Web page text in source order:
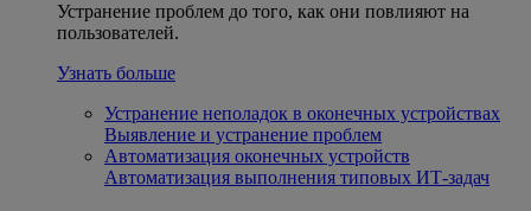
Устранение проблем до того, как они повлияют на
пользователей.
Узнать больше
Устранение неполадок в оконечных устройствах
Выявление и устранение проблем
Автоматизация оконечных устройств
Автоматизация выполнения типовых ИТ-задач